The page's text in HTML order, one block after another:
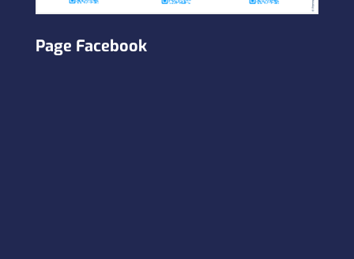
Page Facebook